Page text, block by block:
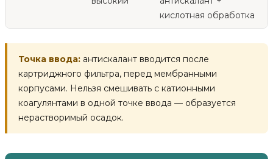
кислотная обработка
Точка ввода: антискалант вводится после
картриджного фильтра, перед мембранными
корпусами. Нельзя смешивать с катионными
коагулянтами в одной точке ввода — образуется
нерастворимый осадок.